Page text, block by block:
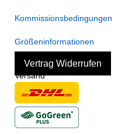
Kommissionsbedingungen
Größeninformationen
Vertrag Widerrufen
Versand